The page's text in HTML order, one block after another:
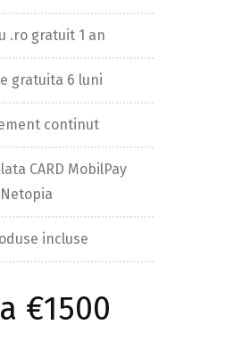
.ro gratuit 1 an
gratuita 6 luni
continut
CARD MobilPay
Netopia
incluse
€1500